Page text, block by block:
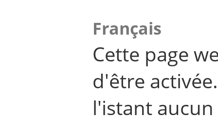
Français
Cette page
d'être
l'istant